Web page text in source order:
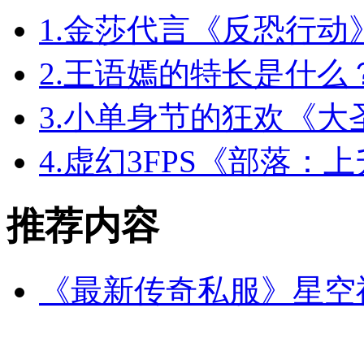
1.金莎代言《反恐行动
2.王语嫣的特长是什么
3.小单身节的狂欢《大
4.虚幻3FPS《部落：
推荐内容
《最新传奇私服》星